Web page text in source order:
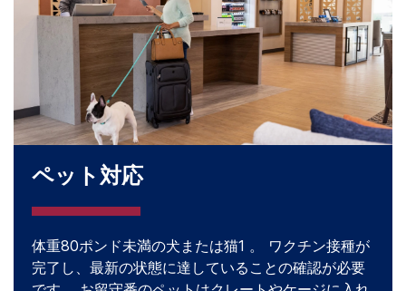
ペット対応
体重80ポンド未満の犬または猫1 。 ワクチン接種が
完了し、最新の状態に達していることの確認が必要